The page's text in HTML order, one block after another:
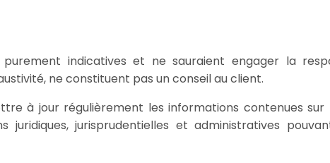
indicatives et ne sauraient engager la
ne constituent pas un conseil au client.
à jour régulièrement les informations contenues sur le
juridiques, jurisprudentielles et administratives